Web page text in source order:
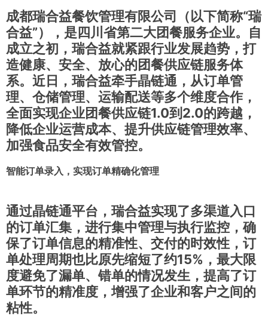
成都瑞合益餐饮管理有限公司（以下简称“瑞
合益”），是四川省第二大团餐服务企业。自
成立之初，瑞合益就紧跟行业发展趋势，打
造健康、安全、放心的团餐供应链服务体
系。近日，瑞合益牵手晶链通，从订单管
理、仓储管理、运输配送等多个维度合作，
全面实现企业团餐供应链1.0到2.0的跨越，
降低企业运营成本、提升供应链管理效率、
加强食品安全有效管控。
智能订单录入，实现订单精确化管理
通过晶链通平台，瑞合益实现了多渠道入口
的订单汇集，进行集中管理与执行监控，确
保了订单信息的精准性、交付的时效性，订
单处理周期也比原先缩短了约15%，最大限
度避免了漏单、错单的情况发生，提高了订
单环节的精准度，增强了企业和客户之间的
粘性。